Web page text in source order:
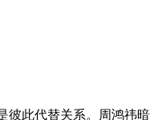
彼此代替关系。周鸿祎暗